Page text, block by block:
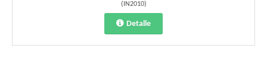
( IN2010)
Detalle